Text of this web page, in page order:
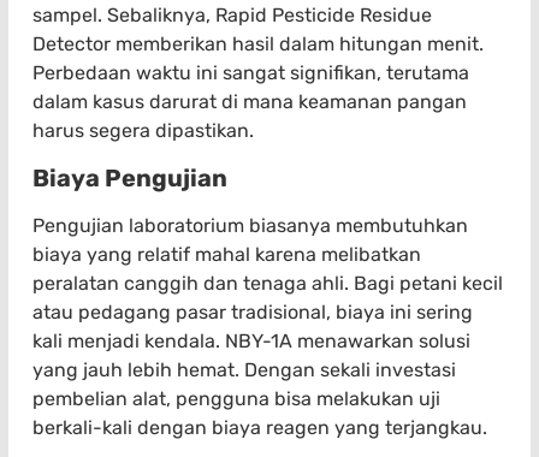
sampel. Sebaliknya, Rapid Pesticide Residue
Detector memberikan hasil dalam hitungan menit.
Perbedaan waktu ini sangat signifikan, terutama
dalam kasus darurat di mana keamanan pangan
harus segera dipastikan.
Biaya Pengujian
Pengujian laboratorium biasanya membutuhkan
biaya yang relatif mahal karena melibatkan
peralatan canggih dan tenaga ahli. Bagi petani kecil
atau pedagang pasar tradisional, biaya ini sering
kali menjadi kendala. NBY-1A menawarkan solusi
yang jauh lebih hemat. Dengan sekali investasi
pembelian alat, pengguna bisa melakukan uji
berkali-kali dengan biaya reagen yang terjangkau.